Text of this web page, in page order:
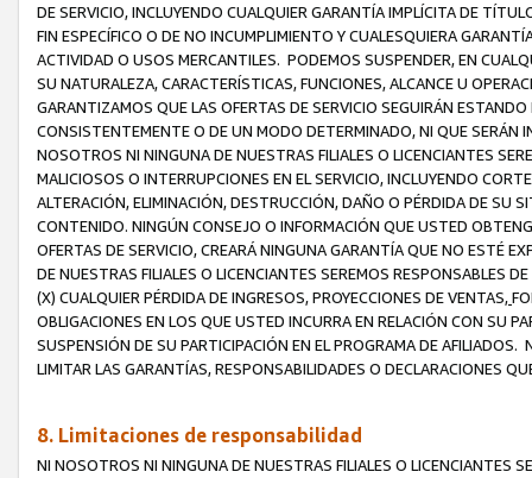
DE SERVICIO, INCLUYENDO CUALQUIER GARANTÍA IMPLÍCITA DE
FIN ESPECÍFICO O DE NO INCUMPLIMIENTO Y CUALESQUIERA
ACTIVIDAD O USOS MERCANTILES. PODEMOS SUSPENDER, EN
SU NATURALEZA, CARACTERÍSTICAS, FUNCIONES, ALCANCE U
GARANTIZAMOS QUE LAS OFERTAS DE SERVICIO SEGUIRÁN
CONSISTENTEMENTE O DE UN MODO DETERMINADO, NI QUE SERÁN
NOSOTROS NI NINGUNA DE NUESTRAS FILIALES O LICENCIANTES
MALICIOSOS O INTERRUPCIONES EN EL SERVICIO, INCLUYENDO
ALTERACIÓN, ELIMINACIÓN, DESTRUCCIÓN, DAÑO O PÉRDIDA DE SU
CONTENIDO. NINGÚN CONSEJO O INFORMACIÓN QUE USTED
OFERTAS DE SERVICIO, CREARÁ NINGUNA GARANTÍA QUE NO ESTÉ
DE NUESTRAS FILIALES O LICENCIANTES SEREMOS RESPONSABLES
(X) CUALQUIER PÉRDIDA DE INGRESOS, PROYECCIONES DE VENTAS,
OBLIGACIONES EN LOS QUE USTED INCURRA EN RELACIÓN CON SU
SUSPENSIÓN DE SU PARTICIPACIÓN EN EL PROGRAMA DE
LIMITAR LAS GARANTÍAS, RESPONSABILIDADES O DECLARACIONES
8. Limitaciones de responsabilidad
NI NOSOTROS NI NINGUNA DE NUESTRAS FILIALES O LICENCIANTES